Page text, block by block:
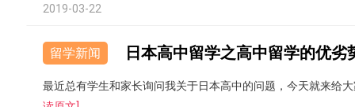
2019-03-22
留学新闻 日本高中留学之高中留学的优劣
最近总有学生和家长询问我关于日本高中的问题，今天就来给